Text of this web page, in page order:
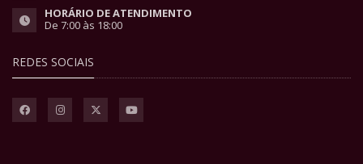
HORÁRIO DE ATENDIMENTO
De 7:00 às 18:00
REDES SOCIAIS